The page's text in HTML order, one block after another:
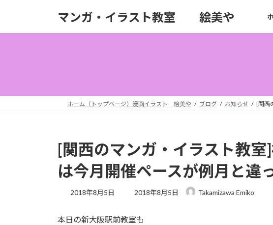
マンガ・イラスト教室 絵美や
ホーム（トップページ）漫画イラスト 絵美や ブログ お知らせ [関西
[関西のマンガ・イラスト教
は今月開催ペースが例月と違
2018年8月5日
最
新
2018年8月5日 Takamizawa Emiko
本日の新大阪駅前教室も